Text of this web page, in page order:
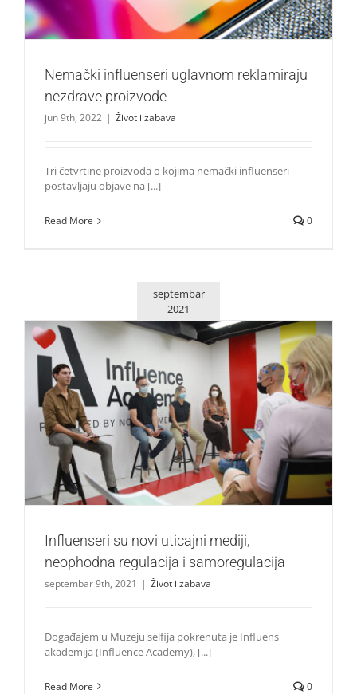
Nemački influenseri uglavnom reklamiraju
nezdrave proizvode
jun 9th, 2022 | Život i zabava
Tri četvrtine proizvoda o kojima nemački influenseri
postavljaju objave na [...]
Read More 0
septembar
2021
Influenseri su novi uticajni mediji, neophodna regulacija i
samoregulacija
Život i zabava
Influenseri su novi uticajni mediji,
neophodna regulacija i samoregulacija
septembar 9th, 2021 | Život i zabava
Događajem u Muzeju selfija pokrenuta je Influens
akademija (Influence Academy), [...]
Read More 0